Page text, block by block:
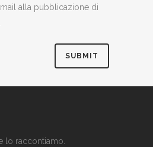
alla pubblicazione di
lo raccontiamo.